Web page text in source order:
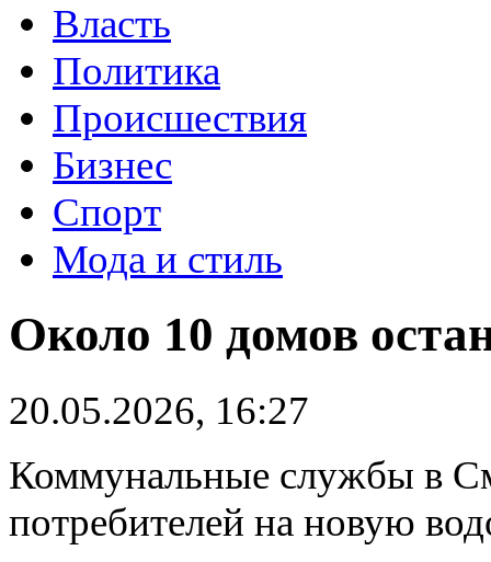
Власть
Политика
Происшествия
Бизнес
Спорт
Мода и стиль
Около 10 домов
20.05.2026, 16:27
Коммунальные службы в
потребителей на новую